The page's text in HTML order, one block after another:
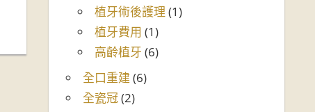
植牙術後護理 (1)
植牙費用 (1)
高齡植牙 (6)
全口重建 (6)
全瓷冠(2)